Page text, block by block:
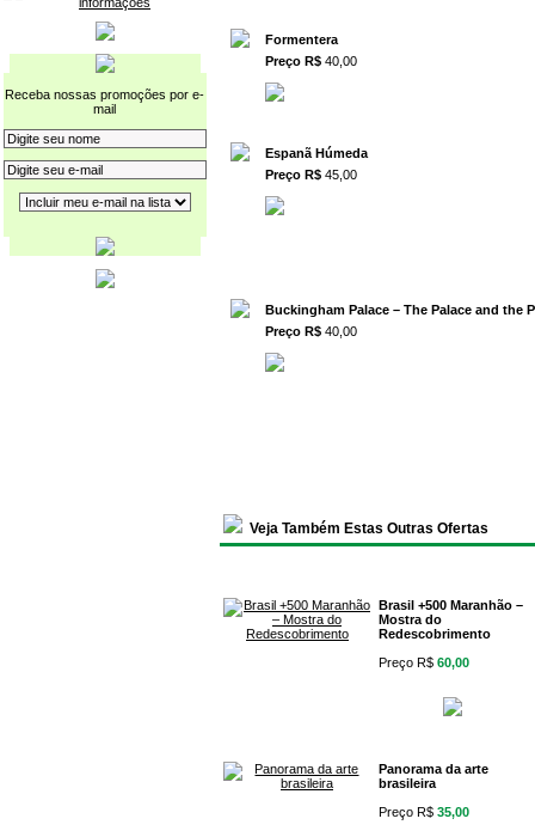
Receba nossas promoções por e-
mail
Formentera
Preço R$ 40,00
Espanã Húmeda
Preço R$ 45,00
Buckingham Palace – The Palace and the
Preço R$ 40,00
Veja Também Estas Outras Ofertas
Brasil +500 Maranhão –
Mostra do
Redescobrimento
Preço R$ 60,00
Panorama da arte
brasileira
Preço R$ 35,00